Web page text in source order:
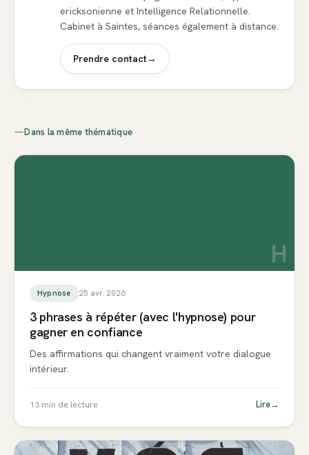
ericksonienne et Intelligence Relationnelle.
Cabinet à Saintes, séances également à distance.
Prendre contact→
—Dans la même thématique
H
Hypnose 25 avr. 2026
3 phrases à répéter (avec l'hypnose) pour
gagner en confiance
Des affirmations qui changent vraiment votre dialogue
intérieur.
13 min de lecture Lire→